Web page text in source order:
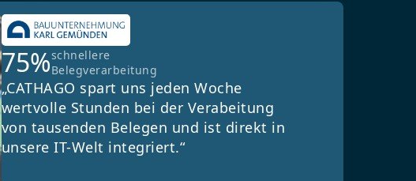
75%schnellere
Belegverarbeitung
„CATHAGO spart uns jeden Woche
wertvolle Stunden bei der Verabeitung
von tausenden Belegen und ist direkt in
unsere IT-Welt integriert.“